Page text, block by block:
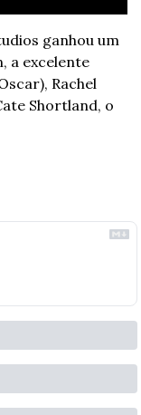
ganhou um
a excelente
Rachel
Shortland, o